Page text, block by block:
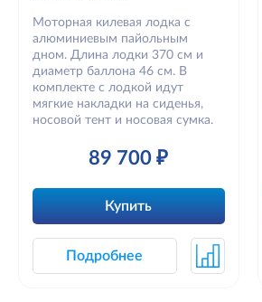
Моторная килевая лодка с
алюминиевым пайольным
дном. Длина лодки 370 см и
диаметр баллона 46 см. В
комплекте с лодкой идут
мягкие накладки на сиденья,
носовой тент и носовая сумка.
89 700 ₽
Купить
Подробнее